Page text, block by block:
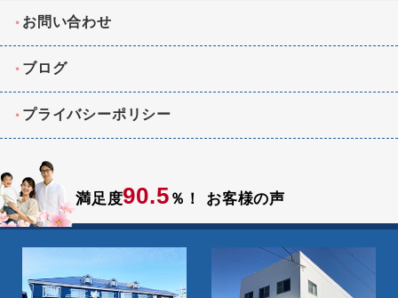
お問い合わせ
ブログ
プライバシーポリシー
満足度90.5 ％！ お客様の声